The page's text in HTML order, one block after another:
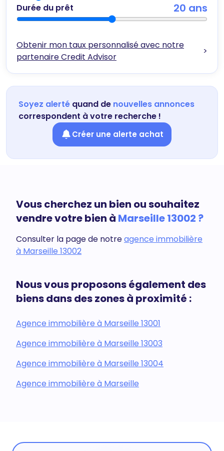
Durée du prêt 20 ans
Obtenir mon taux personnalisé avec notre
partenaire Credit Advisor
>
Soyez alerté quand de nouvelles annonces
correspondent à votre recherche !
Créer une alerte achat
Vous cherchez un bien ou souhaitez
vendre votre bien à Marseille 13002 ?
Consulter la page de notreagence immobilière
à Marseille 13002
Nous vous proposons également des
biens dans des zones à proximité :
Agence immobilière à Marseille 13001
Agence immobilière à Marseille 13003
Agence immobilière à Marseille 13004
Agence immobilière à Marseille